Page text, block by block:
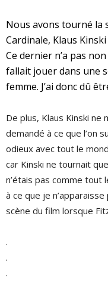
Nous avons tourné la
Cardinale, Klaus
Ce dernier n’a pas
fallait jouer dans une
femme. J’ai donc dû
De plus, Klaus Kinski ne
demandé à ce que l’on
odieux avec tout le
car Kinski ne tournait
n’étais pas comme tout
à ce que je
scène du film lorsque
.
.
.